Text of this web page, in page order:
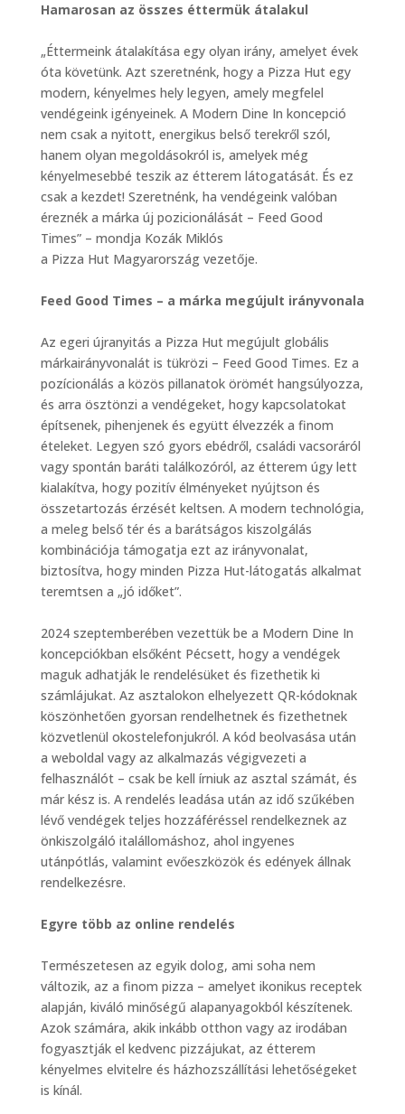
Hamarosan az összes éttermük átalakul
„Éttermeink átalakítása egy olyan irány, amelyet évek
óta követünk. Azt szeretnénk, hogy a Pizza Hut egy
modern, kényelmes hely legyen, amely megfelel
vendégeink igényeinek. A Modern Dine In koncepció
nem csak a nyitott, energikus belső terekről szól,
hanem olyan megoldásokról is, amelyek még
kényelmesebbé teszik az étterem látogatását. És ez
csak a kezdet! Szeretnénk, ha vendégeink valóban
éreznék a márka új pozicionálását – Feed Good
Times” – mondja Kozák Miklós
a Pizza Hut Magyarország vezetője.
Feed Good Times – a márka megújult irányvonala
Az egeri újranyitás a Pizza Hut megújult globális
márkairányvonalát is tükrözi – Feed Good Times. Ez a
pozícionálás a közös pillanatok örömét hangsúlyozza,
és arra ösztönzi a vendégeket, hogy kapcsolatokat
építsenek, pihenjenek és együtt élvezzék a finom
ételeket. Legyen szó gyors ebédről, családi vacsoráról
vagy spontán baráti találkozóról, az étterem úgy lett
kialakítva, hogy pozitív élményeket nyújtson és
összetartozás érzését keltsen. A modern technológia,
a meleg belső tér és a barátságos kiszolgálás
kombinációja támogatja ezt az irányvonalat,
biztosítva, hogy minden Pizza Hut-látogatás alkalmat
teremtsen a „jó időket”.
2024 szeptemberében vezettük be a Modern Dine In
koncepciókban elsőként Pécsett, hogy a vendégek
maguk adhatják le rendelésüket és fizethetik ki
számlájukat. Az asztalokon elhelyezett QR-kódoknak
köszönhetően gyorsan rendelhetnek és fizethetnek
közvetlenül okostelefonjukról. A kód beolvasása után
a weboldal vagy az alkalmazás végigvezeti a
felhasználót – csak be kell írniuk az asztal számát, és
már kész is. A rendelés leadása után az idő szűkében
lévő vendégek teljes hozzáféréssel rendelkeznek az
önkiszolgáló italállomáshoz, ahol ingyenes
utánpótlás, valamint evőeszközök és edények állnak
rendelkezésre.
Egyre több az online rendelés
Természetesen az egyik dolog, ami soha nem
változik, az a finom pizza – amelyet ikonikus receptek
alapján, kiváló minőségű alapanyagokból készítenek.
Azok számára, akik inkább otthon vagy az irodában
fogyasztják el kedvenc pizzájukat, az étterem
kényelmes elvitelre és házhozszállítási lehetőségeket
is kínál.